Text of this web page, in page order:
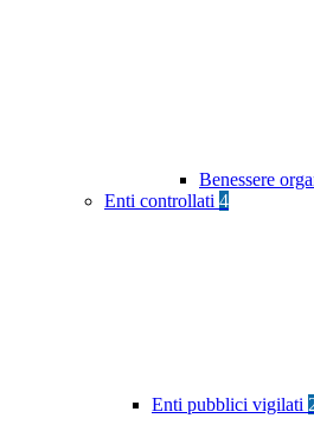
Benessere
Enti controllati 4
Enti pubblici vigilati